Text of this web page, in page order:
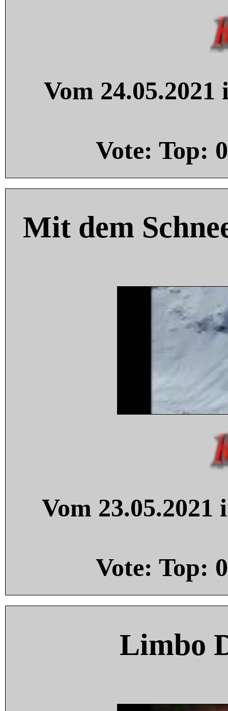
Vom
Vote: Top: 0
Mit dem
Vom
Vote: Top: 0
Limbo